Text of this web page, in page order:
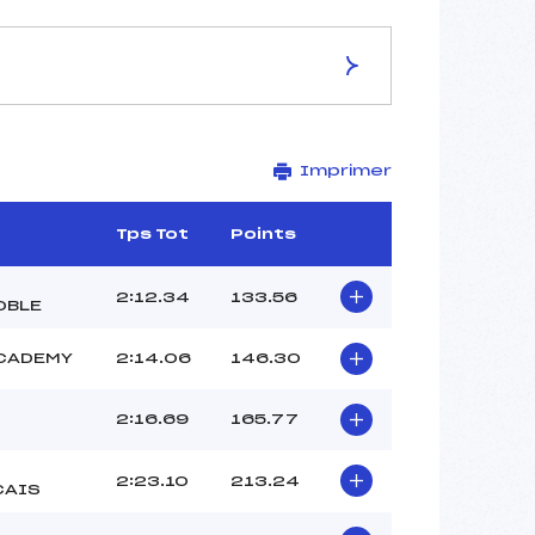
ORANGE/OK
2683
3011/03/13
40
12:15
MICHEL LOUIS (AP)
Imprimer
Tps Tot Points
2:12.34 133.56
2:14.06 146.30
2:16.69 165.77
2:23.10 213.24